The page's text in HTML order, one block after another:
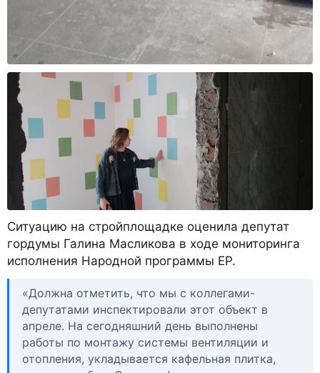
Ситуацию на стройплощадке оценила депутат
гордумы Галина Масликова в ходе мониторинга
исполнения Народной программы ЕР.
«Должна отметить, что мы с коллегами-
депутатами инспектировали этот объект в
апреле. На сегодняшний день выполнены
работы по монтажу системы вентиляции и
отопления, укладывается кафельная плитка,